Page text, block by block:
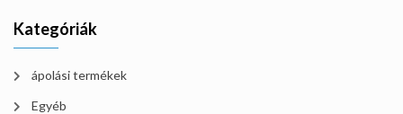
Kategóriák
ápolási termékek
Egyéb